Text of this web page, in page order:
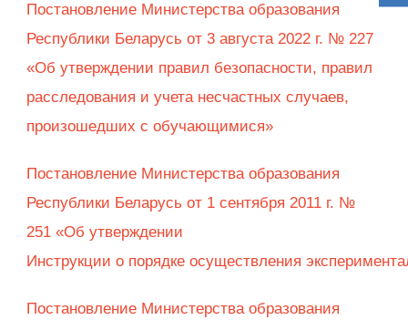
Постановление Министерства образования
Республики Беларусь от 3 августа 2022 г. № 227
«Об утверждении правил безопасности, правил
расследования и учета несчастных случаев,
произошедших с обучающимися»
Постановление Министерства образования
Республики Беларусь от 1 сентября 2011 г. №
251 «Об утверждении
Инструкции о порядке осуществления
Постановление Министерства образования